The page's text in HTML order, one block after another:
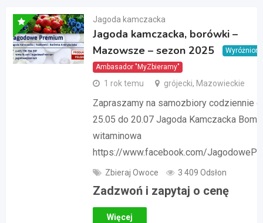
Jagoda kamczacka
Jagoda kamczacka, borówki –
Mazowsze – sezon 2025
Ambasador "MyZbieramy"
1 rok temu grójecki, Mazowieckie
Zapraszamy na samozbiory codziennie
25.05 do 20.07 Jagoda Kamczacka
witaminowa
https://www.facebook.com/
Zbieraj Owoce 3 409 Odsłon
Zadzwoń i zapytaj o cenę
Więcej